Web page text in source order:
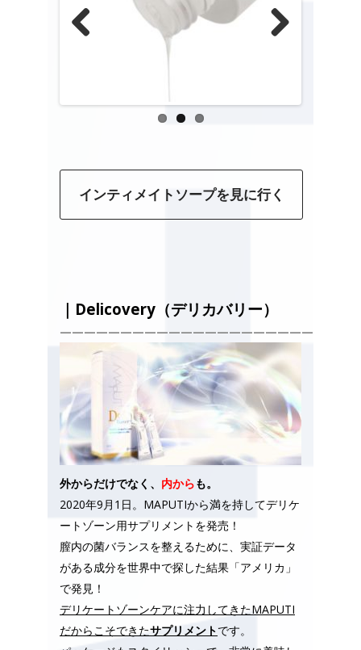
インティメイトソープを見に行く
｜ Delicovery（デリカバリー）
外からだけでなく、 内からも。
2020年9月1日。MAPUTIから満を持してデリケ
ートゾーン用サプリメントを発売！
膣内の菌バランスを整えるために、実証データ
がある成分を世界中で探した結果「アメリカ」
で発見！
デリケートゾーンケアに注力してきたMAPUTI
だからこそできたサプリメントです。